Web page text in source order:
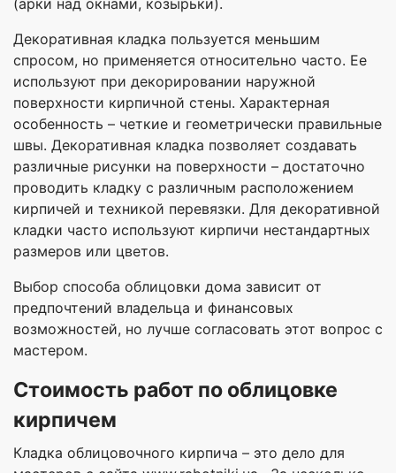
(арки над окнами, козырьки).
Декоративная кладка пользуется меньшим
спросом, но применяется относительно часто. Ее
используют при декорировании наружной
поверхности кирпичной стены. Характерная
особенность – четкие и геометрически правильные
швы. Декоративная кладка позволяет создавать
различные рисунки на поверхности – достаточно
проводить кладку с различным расположением
кирпичей и техникой перевязки. Для декоративной
кладки часто используют кирпичи нестандартных
размеров или цветов.
Выбор способа облицовки дома зависит от
предпочтений владельца и финансовых
возможностей, но лучше согласовать этот вопрос с
мастером.
Стоимость работ по облицовке
кирпичем
Кладка облицовочного кирпича – это дело для